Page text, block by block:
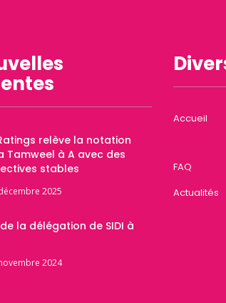
relève la notation
Tamweel à A avec des
stables
2025
la délégation de SIDI à
2024
Accueil
FAQ
Actualités